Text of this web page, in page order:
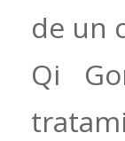
de un
Qi